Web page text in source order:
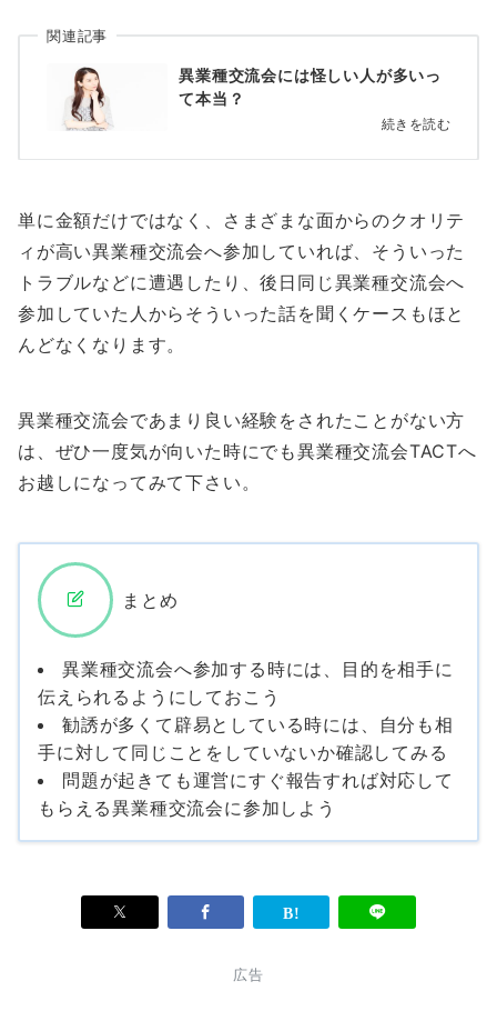
関連記事
異業種交流会には怪しい人が多いっ
て本当？
続きを読む
単に金額だけではなく、さまざまな面からのクオリテ
ィが高い異業種交流会へ参加していれば、そういった
トラブルなどに遭遇したり、後日同じ異業種交流会へ
参加していた人からそういった話を聞くケースもほと
んどなくなります。
異業種交流会であまり良い経験をされたことがない方
は、ぜひ一度気が向いた時にでも異業種交流会TACTへ
お越しになってみて下さい。
まとめ
異業種交流会へ参加する時には、目的を相手に
伝えられるようにしておこう
勧誘が多くて辟易としている時には、自分も相
手に対して同じことをしていないか確認してみる
問題が起きても運営にすぐ報告すれば対応して
もらえる異業種交流会に参加しよう
広告